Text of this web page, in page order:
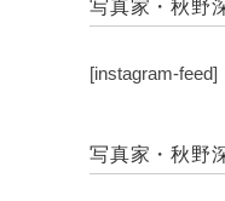
写真家・秋野
[instagram-feed]
写真家・秋野